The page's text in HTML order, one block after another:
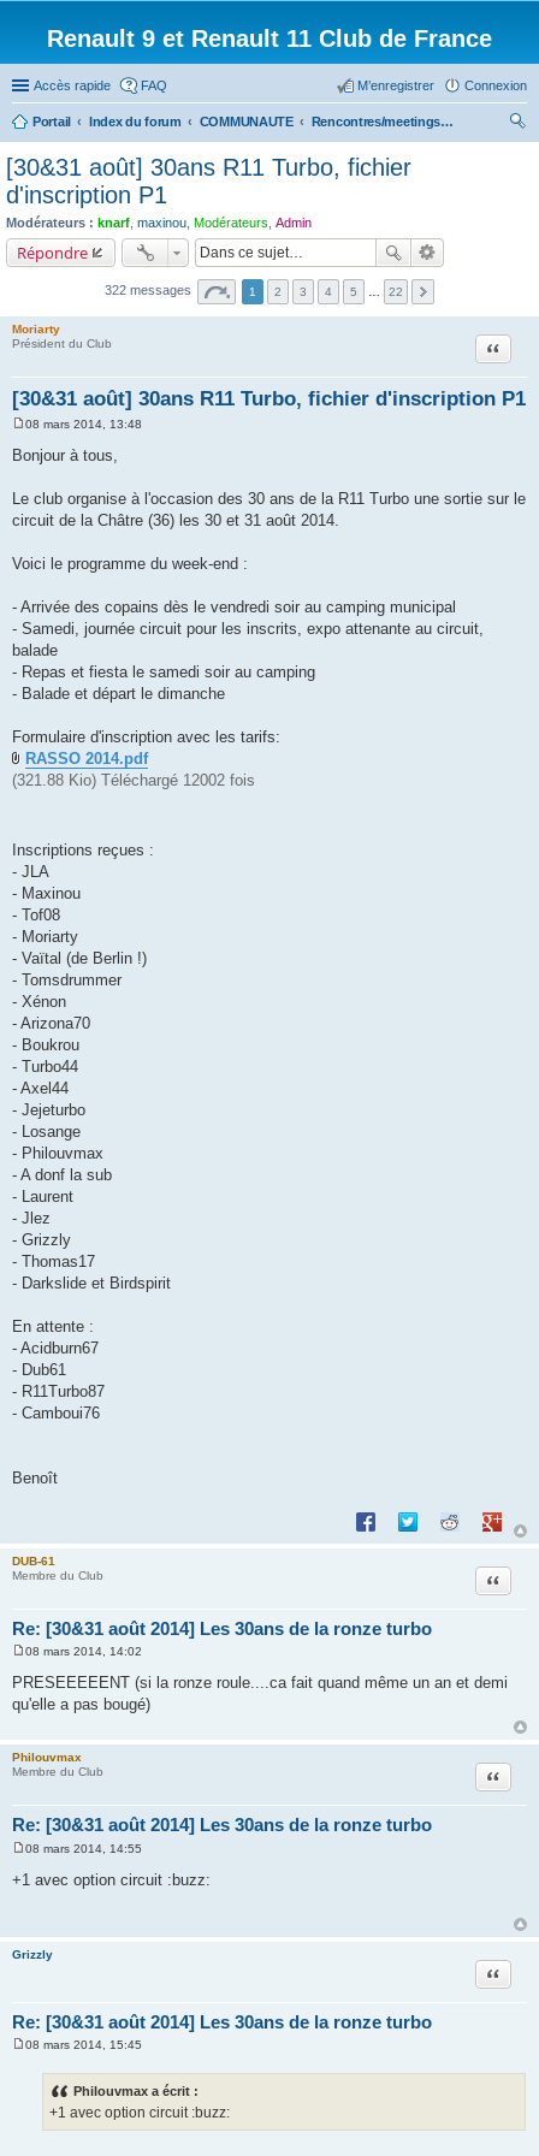
Renault 9 et Renault 11 Club de France
Accès rapide FAQ Connexion
M’enregistrer
Portail Index du forum COMMUNAUTE
Rencontres/meetings effectués
[30&31 août] 30ans R11 Turbo, fichier
d'inscription P1
Modérateurs : knarf maxinou Modérateurs Admin
Répondre
322 messages 1 2 3 4 5 22
Moriarty
Président du Club
[30&31 août] 30ans R11 Turbo, fichier d'inscription P1
Citation
s
g
e
08 mars 2014, 13:48
Bonjour à tous,
Le club organise à l'occasion des 30 ans de la R11 Turbo une sortie sur le
circuit de la Châtre (36) les 30 et 31 août 2014.
Voici le programme du week-end :
- Arrivée des copains dès le vendredi soir au camping municipal
- Samedi, journée circuit pour les inscrits, expo attenante au circuit,
balade
- Repas et fiesta le samedi soir au camping
- Balade et départ le dimanche
Formulaire d'inscription avec les tarifs:
RASSO 2014.pdf
(321.88 Kio) Téléchargé 12002 fois
Inscriptions reçues :
- JLA
- Maxinou
- Tof08
- Moriarty
- Vaïtal (de Berlin !)
- Tomsdrummer
- Xénon
- Arizona70
- Boukrou
- Turbo44
- Axel44
- Jejeturbo
- Losange
- Philouvmax
- A donf la sub
- Laurent
- Jlez
- Grizzly
- Thomas17
- Darkslide et Birdspirit
En attente :
- Acidburn67
- Dub61
- R11Turbo87
- Camboui76
Benoît
Partager sur Facebook
Partager sur Twitter
Partager sur
DUB-61
Membre du Club
Re: [30&31 août 2014] Les 30ans de la ronze turbo
Citation
e
s
s
e
08 mars 2014, 14:02
PRESEEEEENT (si la ronze roule....ca fait quand même un an et demi
qu'elle a pas bougé)
Philouvmax
Membre du Club
Re: [30&31 août 2014] Les 30ans de la ronze turbo
Citation
e
s
08 mars 2014, 14:55
+1 avec option circuit :buzz:
Grizzly
Re: [30&31 août 2014] Les 30ans de la ronze turbo
Citation
08 mars 2014, 15:45
Philouvmax a écrit :
+1 avec option circuit :buzz: